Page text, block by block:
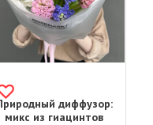
диффузор:
микс из гиацинтов